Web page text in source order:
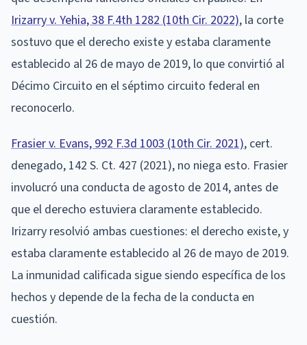
Irizarry v. Yehia, 38 F.4th 1282 (10th Cir. 2022), la corte
sostuvo que el derecho existe y estaba claramente
establecido al 26 de mayo de 2019, lo que convirtió al
Décimo Circuito en el séptimo circuito federal en
reconocerlo.
Frasier v. Evans, 992 F.3d 1003 (10th Cir. 2021), cert.
denegado, 142 S. Ct. 427 (2021), no niega esto. Frasier
involucró una conducta de agosto de 2014, antes de
que el derecho estuviera claramente establecido.
Irizarry resolvió ambas cuestiones: el derecho existe, y
estaba claramente establecido al 26 de mayo de 2019.
La inmunidad calificada sigue siendo específica de los
hechos y depende de la fecha de la conducta en
cuestión.